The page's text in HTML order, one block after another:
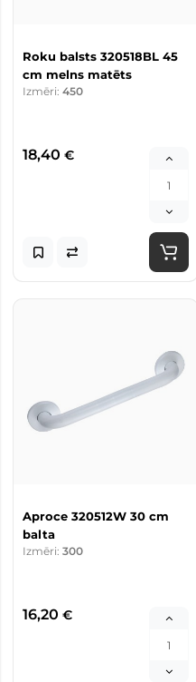
Roku balsts 320518BL 45
cm melns matēts
Izmēri: 450
18,40 €
Aproce 320512W 30 cm
balta
Izmēri: 300
16,20 €